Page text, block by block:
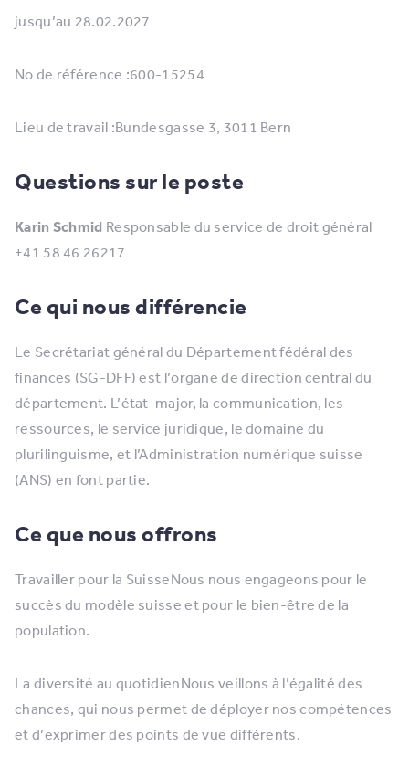
jusqu’au 28.02.2027
No de référence :600-15254
Lieu de travail :Bundesgasse 3, 3011 Bern
Questions sur le poste
Karin Schmid Responsable du service de droit général
+41 58 46 26217
Ce qui nous différencie
Le Secrétariat général du Département fédéral des
finances (SG-DFF) est l’organe de direction central du
département. L’état-major, la communication, les
ressources, le service juridique, le domaine du
plurilinguisme, et l’Administration numérique suisse
(ANS) en font partie.
Ce que nous offrons
Travailler pour la SuisseNous nous engageons pour le
succès du modèle suisse et pour le bien-être de la
population.
La diversité au quotidienNous veillons à l’égalité des
chances, qui nous permet de déployer nos compétences
et d’exprimer des points de vue différents.